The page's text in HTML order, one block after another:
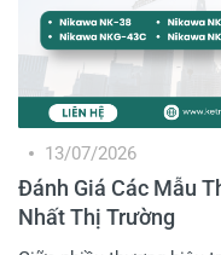
Đánh Giá Các Mẫu
Nhất Thị Trường
13/07/2026